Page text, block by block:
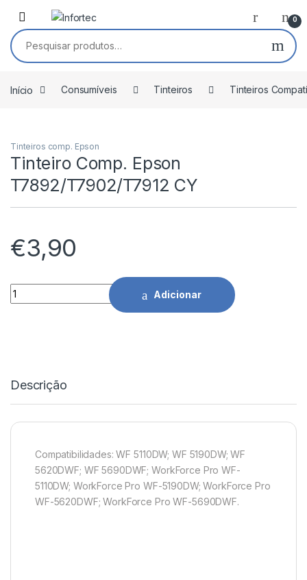
Saltar para navegação
Pular para o conteúdo
0
Pesquisar por:
Início Consumíveis Tinteiros Tinteiros
Tinteiros comp. Epson
Tinteiro Comp. Epson
T7892/T7902/T7912 CY
€3,90
Tinteiro Comp. Epson T7892/T7902/T7912 CY quantidade
Adicionar
Descrição
Compatibilidades: WF 5110DW; WF 5190DW; WF
5620DWF; WF 5690DWF; WorkForce Pro WF-
5110DW; WorkForce Pro WF-5190DW; WorkForce Pro
WF-5620DWF; WorkForce Pro WF-5690DWF.